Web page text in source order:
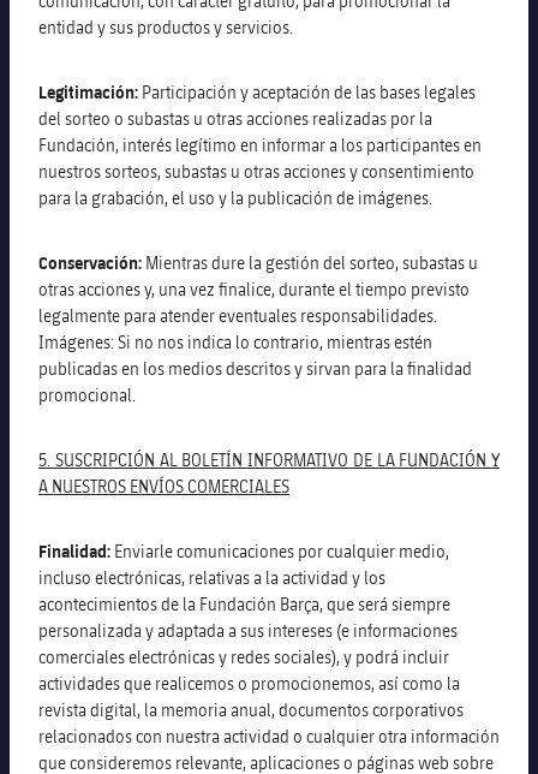
entidad y sus productos y servicios.
Legitimación: Participación y aceptación de las bases legales
del sorteo o subastas u otras acciones realizadas por la
Fundación, interés legítimo en informar a los participantes en
nuestros sorteos, subastas u otras acciones y consentimiento
para la grabación, el uso y la publicación de imágenes.
Conservación: Mientras dure la gestión del sorteo, subastas u
otras acciones y, una vez finalice, durante el tiempo previsto
legalmente para atender eventuales responsabilidades.
Imágenes: Si no nos indica lo contrario, mientras estén
publicadas en los medios descritos y sirvan para la finalidad
promocional.
5. SUSCRIPCIÓN AL BOLETÍN INFORMATIVO DE LA FUNDACIÓN Y
A NUESTROS ENVÍOS COMERCIALES
Finalidad: Enviarle comunicaciones por cualquier medio,
incluso electrónicas, relativas a la actividad y los
acontecimientos de la Fundación Barça, que será siempre
personalizada y adaptada a sus intereses (e informaciones
comerciales electrónicas y redes sociales), y podrá incluir
actividades que realicemos o promocionemos, así como la
revista digital, la memoria anual, documentos corporativos
relacionados con nuestra actividad o cualquier otra información
que consideremos relevante, aplicaciones o páginas web sobre